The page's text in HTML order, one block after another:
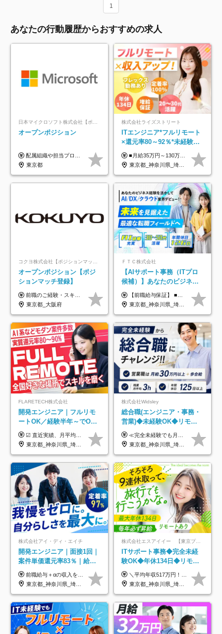
1
あなたの行動履歴からおすすめの求人
日本マイクロソフト株式会社【ポジションマッチ登録】
オープンポジション
配属組織や担当プロジェクトにより異なります。 ▼参考情報 ----------------------- 年俸650万～（1/12を月々支給） ※経験、能力を考慮の上、当社規定により優遇いたします。 ※時間外、休日出勤、深夜手当に対する賃金も基本年俸に含みます。
東京都
株式会社ライズストリート
ITエンジニア*フルリモート
×還元率80～92％*未経験歓
迎*年休134日*月給35万～*
定着率100%
■月給35万円～130万円＋賞与年2回＋各種手当 ※システムエンジニアの経験をお持ちの方は月給41万円以上＋賞与年2回（108万円～）＋手当 ■単価（年収）アップのチャンスは最大年12回 ※残業代は1分単位で100％全額支給。サービス残業などは一切ありません ※試用期間6ヵ月（試用期間中の待遇・給与に差はありません）
東京都_神奈川県_埼玉県_千葉県_大阪府_愛知県_北海道_青森県_岩手県_宮城県_秋田県_山形県_福島県_茨城県_栃木県_群馬県_新潟県_山梨県_長野県_富山県_石川県_福井県_静岡県_岐阜県_三重県_兵庫県_京都府_滋賀県_奈良県_和歌山県_広島県_岡山県_鳥取県_島根県_山口県_徳島県_香川県_愛媛県_高知県_福岡県_熊本県_佐賀県_長崎県_大分県_宮崎県_鹿児島県_沖縄県
コクヨ株式会社【ポジションマッチ登録】
オープンポジション【ポジ
ションマッチ登録】
前職のご経験・スキル等を考慮して決定します。
東京都_大阪府
ＦＴＣ株式会社
【AIサポート事務（ITプロ
候補）】あなたのビジネス
経験をAI業界で活かす◆IT
未経験OK◆目指せるコンサ
ル
【前職給与保証】 ■未経験者： 月給30万円～35万円 ■ローキャリア（経験目安1年程度）： 月給35万円～40万円 ■経験者（経験目安3年以上）： 月給40万円～60万円 ■即戦力（経験目安5年以上）： 月給45万円～80万円 ※上記金額には固定残業代30時間分 【未経験者5万5000円～7万3000円、 ローキャリア6万4000円～7万3000円、 経験者5万8000円～10万9000円、 即戦力8万2000円～14万5000円】を含みます。 ※30時間を超える場合は追加で全額支給します。 ※経験・能力・前職給与などを総合的に評価したうえでご納得いただけるよう個別決定。 未経験者の場合、前職給与とポテンシャルを査定のうえ決定いたします。 ※日本国内でのIT業界経験、または同等の実務経験と能力に応じて決定します。 ※前職給与は日本円かつ、日本国内での実績に基づき評価します。 【納得の評価システム】 ★クォーター毎に査定する評価制度導入！ 明確な評価基準で翌年度年収を上げましょう！ ★評価対象期間に在籍中のほとんどの社員が昇給し 年収アップを実現しています！ ★様々なインセンティブ制度を用意し多角的に正当評価しています！ ※試用期間6カ月（期間中の待遇等に差異なし）
東京都_神奈川県_埼玉県_千葉県
FLARETECH株式会社
開発エンジニア｜フルリモ
ートOK／経験半年～でOK
／実質還元率80～90%／前
給保証／AI系など最先端案
件多数
☑︎ 直近実績、月平均17,000円の昇給 ☑︎ 前職給与100%保証 ☑︎ 実質還元率80～90% ☑︎ 待機時も給与は満額支給 月給35万円～70万円＋交通費など各種手当 ※想定年収：4,200,000円～10,560,000円 ※経験・能力等を考慮の上で決定します。 ※上記金額には、みなし残業手当（50時間分・104,000円～212,000円）を含みます。超過分は別途追加支給します。 ┗残業時間は月平均10時間、多い時でも20時間程度と安定しております ★単価連動型の給与体系ではないため、万が一待機になってもその間の給与は満額支給しています。 ＜1年間の昇給事例をご紹介！＞ ・20代/フロントエンドエンジニア：月給274,000円→月給362,000円（＋88,000円/月） ・20代/iOSエンジニア：月給237,000円→月給287,000円（＋50,000円/月） ・20代/Androidエンジニア：月給316,000円→月給374,000円（＋58,000円/月） ・30代/Javaエンジニア（上流）：月給340,000円→月給418,000円（＋78,000円/月） ・30代/PMO：月給340,000円→月給418,000円（＋78,000円/月）
東京都_神奈川県_埼玉県_千葉県_大阪府_愛知県_北海道_青森県_岩手県_宮城県_秋田県_山形県_福島県_茨城県_栃木県_群馬県_新潟県_山梨県_長野県_富山県_石川県_福井県_静岡県_岐阜県_三重県_兵庫県_京都府_滋賀県_奈良県_和歌山県_広島県_岡山県_鳥取県_島根県_山口県_徳島県_香川県_愛媛県_高知県_福岡県_熊本県_佐賀県_長崎県_大分県_宮崎県_鹿児島県_沖縄県
株式会社Widsley
総合職(エンジニア・事務・
営業)◆未経験OK◆リモー
トあり◆残業月3h◆服装髪
型自由
≪完全未経験でも月給40万円以上も可能です！≫ -------------- 【1】ITエンジニア 月給26万円～50万円＋プロジェクト手当＋資格手当 【2】IT事務、営業事務 月給26万円～50万円＋プロジェクト手当＋資格手当 ≪【1】【2】共通≫ ★上記給与には固定残業代20時間分(月3万719円～)を含みます。残業が超過した場合は、追加支給します(残業は月平均3時間とほぼ発生しません。残業がなくても、固定残業代は支給されます) ★試用期間6ヵ月あり（期間中は月給23万1000円～。固定残業代20時間分3万719円～を含む／超過分は別途支給） -------------- 【3】SES営業、SaaS営業 月給30万円以上＋インセンティブ＋各種手当 ★上記給与には固定残業代45時間分(月7万6967円～)を含みます。残業が超過した場合は、追加支給します(残業は月平均3時間とほぼ発生しません。残業がなくても、固定残業代は支給されます) ★試用期間6ヵ月あり(期間中も給与や福利厚生は同じです)
東京都_神奈川県_埼玉県_千葉県_大阪府_愛知県_北海道_青森県_岩手県_宮城県_秋田県_山形県_福島県_茨城県_栃木県_群馬県_新潟県_山梨県_長野県_富山県_石川県_福井県_静岡県_岐阜県_三重県_兵庫県_京都府_滋賀県_奈良県_和歌山県_広島県_岡山県_鳥取県_島根県_山口県_徳島県_香川県_愛媛県_高知県_福岡県_熊本県_佐賀県_長崎県_大分県_宮崎県_鹿児島県_沖縄県
株式会社アイ・ディ・エイチ
開発エンジニア｜面接1回｜
案件単価還元率83％｜給与
UP保証｜年休140日｜在宅
利用率9割｜独立支援・副業
制度
前職給与＋αの収入を保証 月給42万円～120万円＋各種手当＋賞与 給与基準が明確かつ高還元です。 一人ひとりが安定した環境のもと、長く活躍できる職場を目指しています。 ※平均年収650万円 ・還元率83％ ・各種手当について 職能手当／職務手当／資格手当／営業手当 など ※前職での経験・能力、給与などを考慮の上、当社規定により優遇いたします ※試用期間あり（3ヶ月／期間中の条件に変動はありません） ※上記金額には固定残業代（78,948円～225,564円/月30時間分）を含みます 超過分は別途全額支給いたします ・年収UPを保証 過去には転職時に〈年収200万円UP〉したエンジニアも在籍しています。入社時だけでなく、入社後も安心の給与水準で働ける環境です。キャリアや技術力が正当に評価されていないと感じていたら、一度面接でお話ししましょう！ 当社では管理職の人数は最低限にし、無駄な管理をしません。その費用削減分を社員の給与に還元しています！
東京都_神奈川県_埼玉県_千葉県_大阪府_愛知県_北海道_青森県_岩手県_宮城県_秋田県_山形県_福島県_茨城県_栃木県_群馬県_新潟県_山梨県_長野県_富山県_石川県_福井県_静岡県_岐阜県_三重県_兵庫県_京都府_滋賀県_奈良県_和歌山県_広島県_岡山県_鳥取県_島根県_山口県_徳島県_香川県_愛媛県_高知県_福岡県_熊本県_佐賀県_長崎県_大分県_宮崎県_鹿児島県_沖縄県
株式会社エスアイイー 【東京プロマーケット上場】
ITサポート事務◆完全未経
験OK◆年休134日◆リモー
トOK◆残業月7h以下◆賞与
年3回◆5年目まで必ず昇給
＼平均年収517万円！入社5年目まで毎年必ず昇給／ ■賞与年3回 ■年収800万円以上も可 ■入社3年以上の平均年収469.2万円 月給23万2000円以上＋賞与年3回＋各種手当 ☆入社5年目まで最大1万5000円の定期昇給を確約 ┃各種手当充実 ・規定の資格を取得すれば、2000円～5万円を毎月支給（2万4000円～60万円／年） ・研修中に取得した取得率95％の資格でも研修後の給料UP ※月給は年齢・経験・能力を考慮して、優遇いたします ※上記月給金額は固定残業代（20時間/3万1300円円以上）を含み、超過分は別途支給いたします ※試用期間（6ヶ月）は月給に変動はありますが、その他待遇に差異はありません ├入社後1ヶ月～3ヶ月間は、月給20万1900円となります └上記金額は固定残業代（10時間／1万6000円）を含み、超過分は別途支給いたします
東京都_神奈川県_埼玉県_千葉県_大阪府_愛知県_北海道_青森県_岩手県_宮城県_秋田県_山形県_福島県_茨城県_栃木県_群馬県_新潟県_山梨県_長野県_富山県_石川県_福井県_静岡県_岐阜県_三重県_兵庫県_京都府_滋賀県_奈良県_和歌山県_広島県_岡山県_鳥取県_島根県_山口県_徳島県_香川県_愛媛県_高知県_福岡県_熊本県_佐賀県_長崎県_大分県_宮崎県_鹿児島県_沖縄県